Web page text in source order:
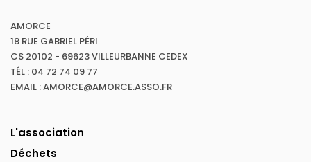
AMORCE
18 RUE GABRIEL PÉRI
CS 20102 - 69623 VILLEURBANNE CEDEX
TÉL : 04 72 74 09 77
EMAIL : AMORCE@AMORCE.ASSO.FR
L'association
Déchets